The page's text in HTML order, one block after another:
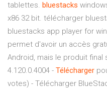
tablettes. bluestacks
x86 32 bit. télécharger
bluestacks app player for
permet d'avoir un accès
Android, mais le produit final
4.120.0.4004 - Télécharger
votes) - Télécharger